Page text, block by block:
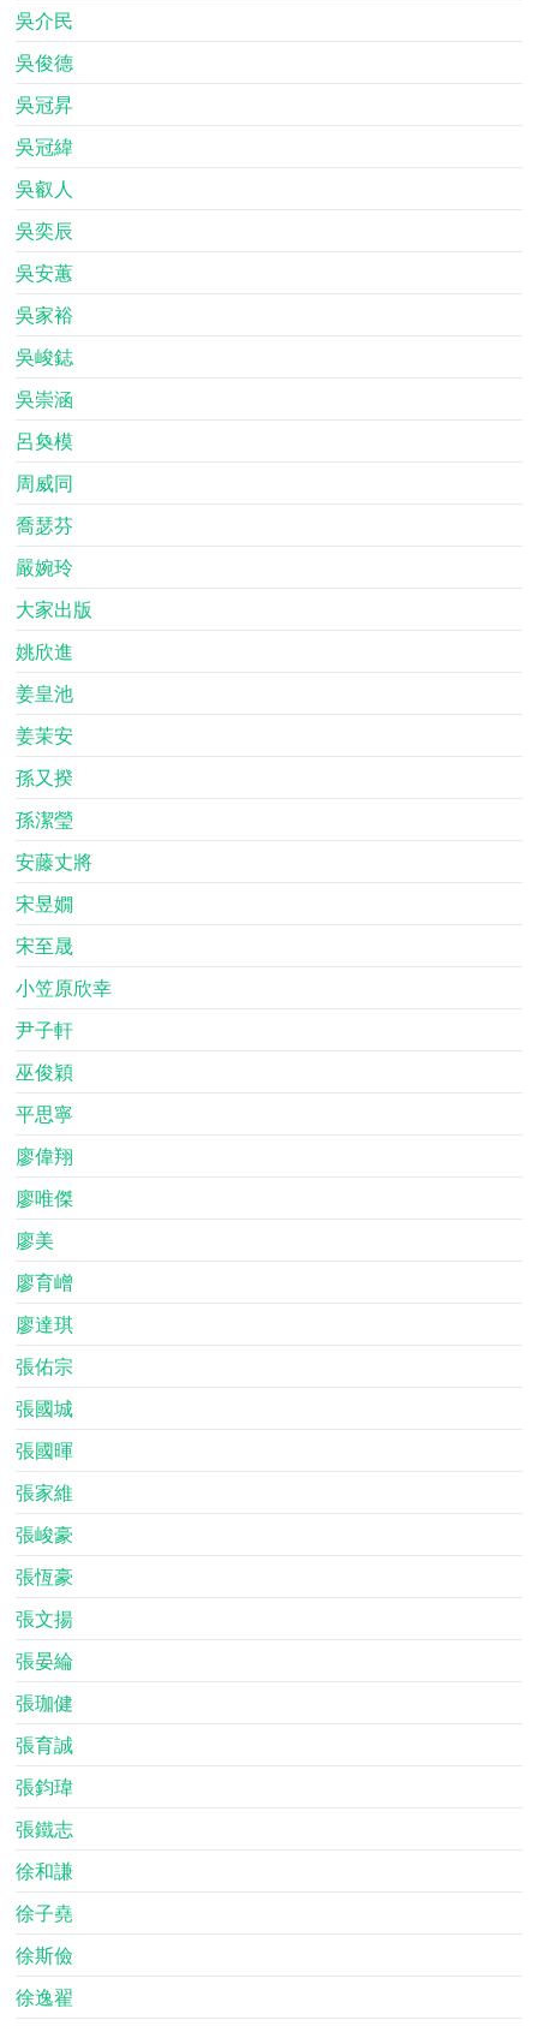
吳介民
吳俊德
吳冠昇
吳冠緯
吳叡人
吳奕辰
吳安蕙
吳家裕
吳峻鋕
吳崇涵
呂奐模
周威同
喬瑟芬
嚴婉玲
大家出版
姚欣進
姜皇池
姜茉安
孫又揆
孫潔瑩
安藤丈將
宋昱嫺
宋至晟
小笠原欣幸
尹子軒
巫俊穎
平思寧
廖偉翔
廖唯傑
廖美
廖育嶒
廖達琪
張佑宗
張國城
張國暉
張家維
張峻豪
張恆豪
張文揚
張晏綸
張珈健
張育誠
張鈞瑋
張鐵志
徐和謙
徐子堯
徐斯儉
徐逸翟